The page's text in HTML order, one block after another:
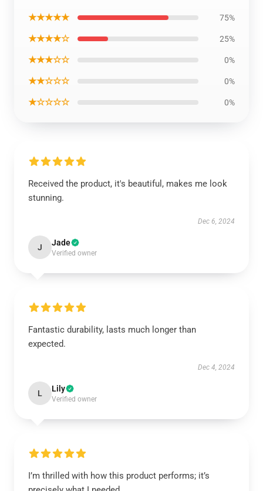
★★★★★ 75%
★★★★☆ 25%
★★★☆☆ 0%
★★☆☆☆ 0%
★☆☆☆☆ 0%
Received the product, it's beautiful, makes me look
stunning.
Dec 6, 2024
J Jade
Verified owner
Fantastic durability, lasts much longer than
expected.
Dec 4, 2024
L Lily
Verified owner
I’m thrilled with how this product performs; it’s